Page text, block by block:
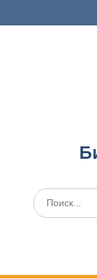
Поиск
по: